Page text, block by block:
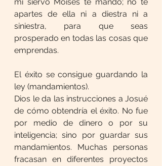
apartes de ella ni a diestra ni a
siniestra, para que seas
prosperado en todas las cosas que
emprendas.
El éxito se consigue guardando la
ley (mandamientos).
Dios le da las instrucciones a Josué
de cómo obtendría el éxito. No fue
por medio de dinero o por su
inteligencia; sino por guardar sus
mandamientos. Muchas personas
fracasan en diferentes proyectos